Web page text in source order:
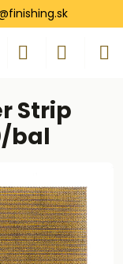
Strip
bal